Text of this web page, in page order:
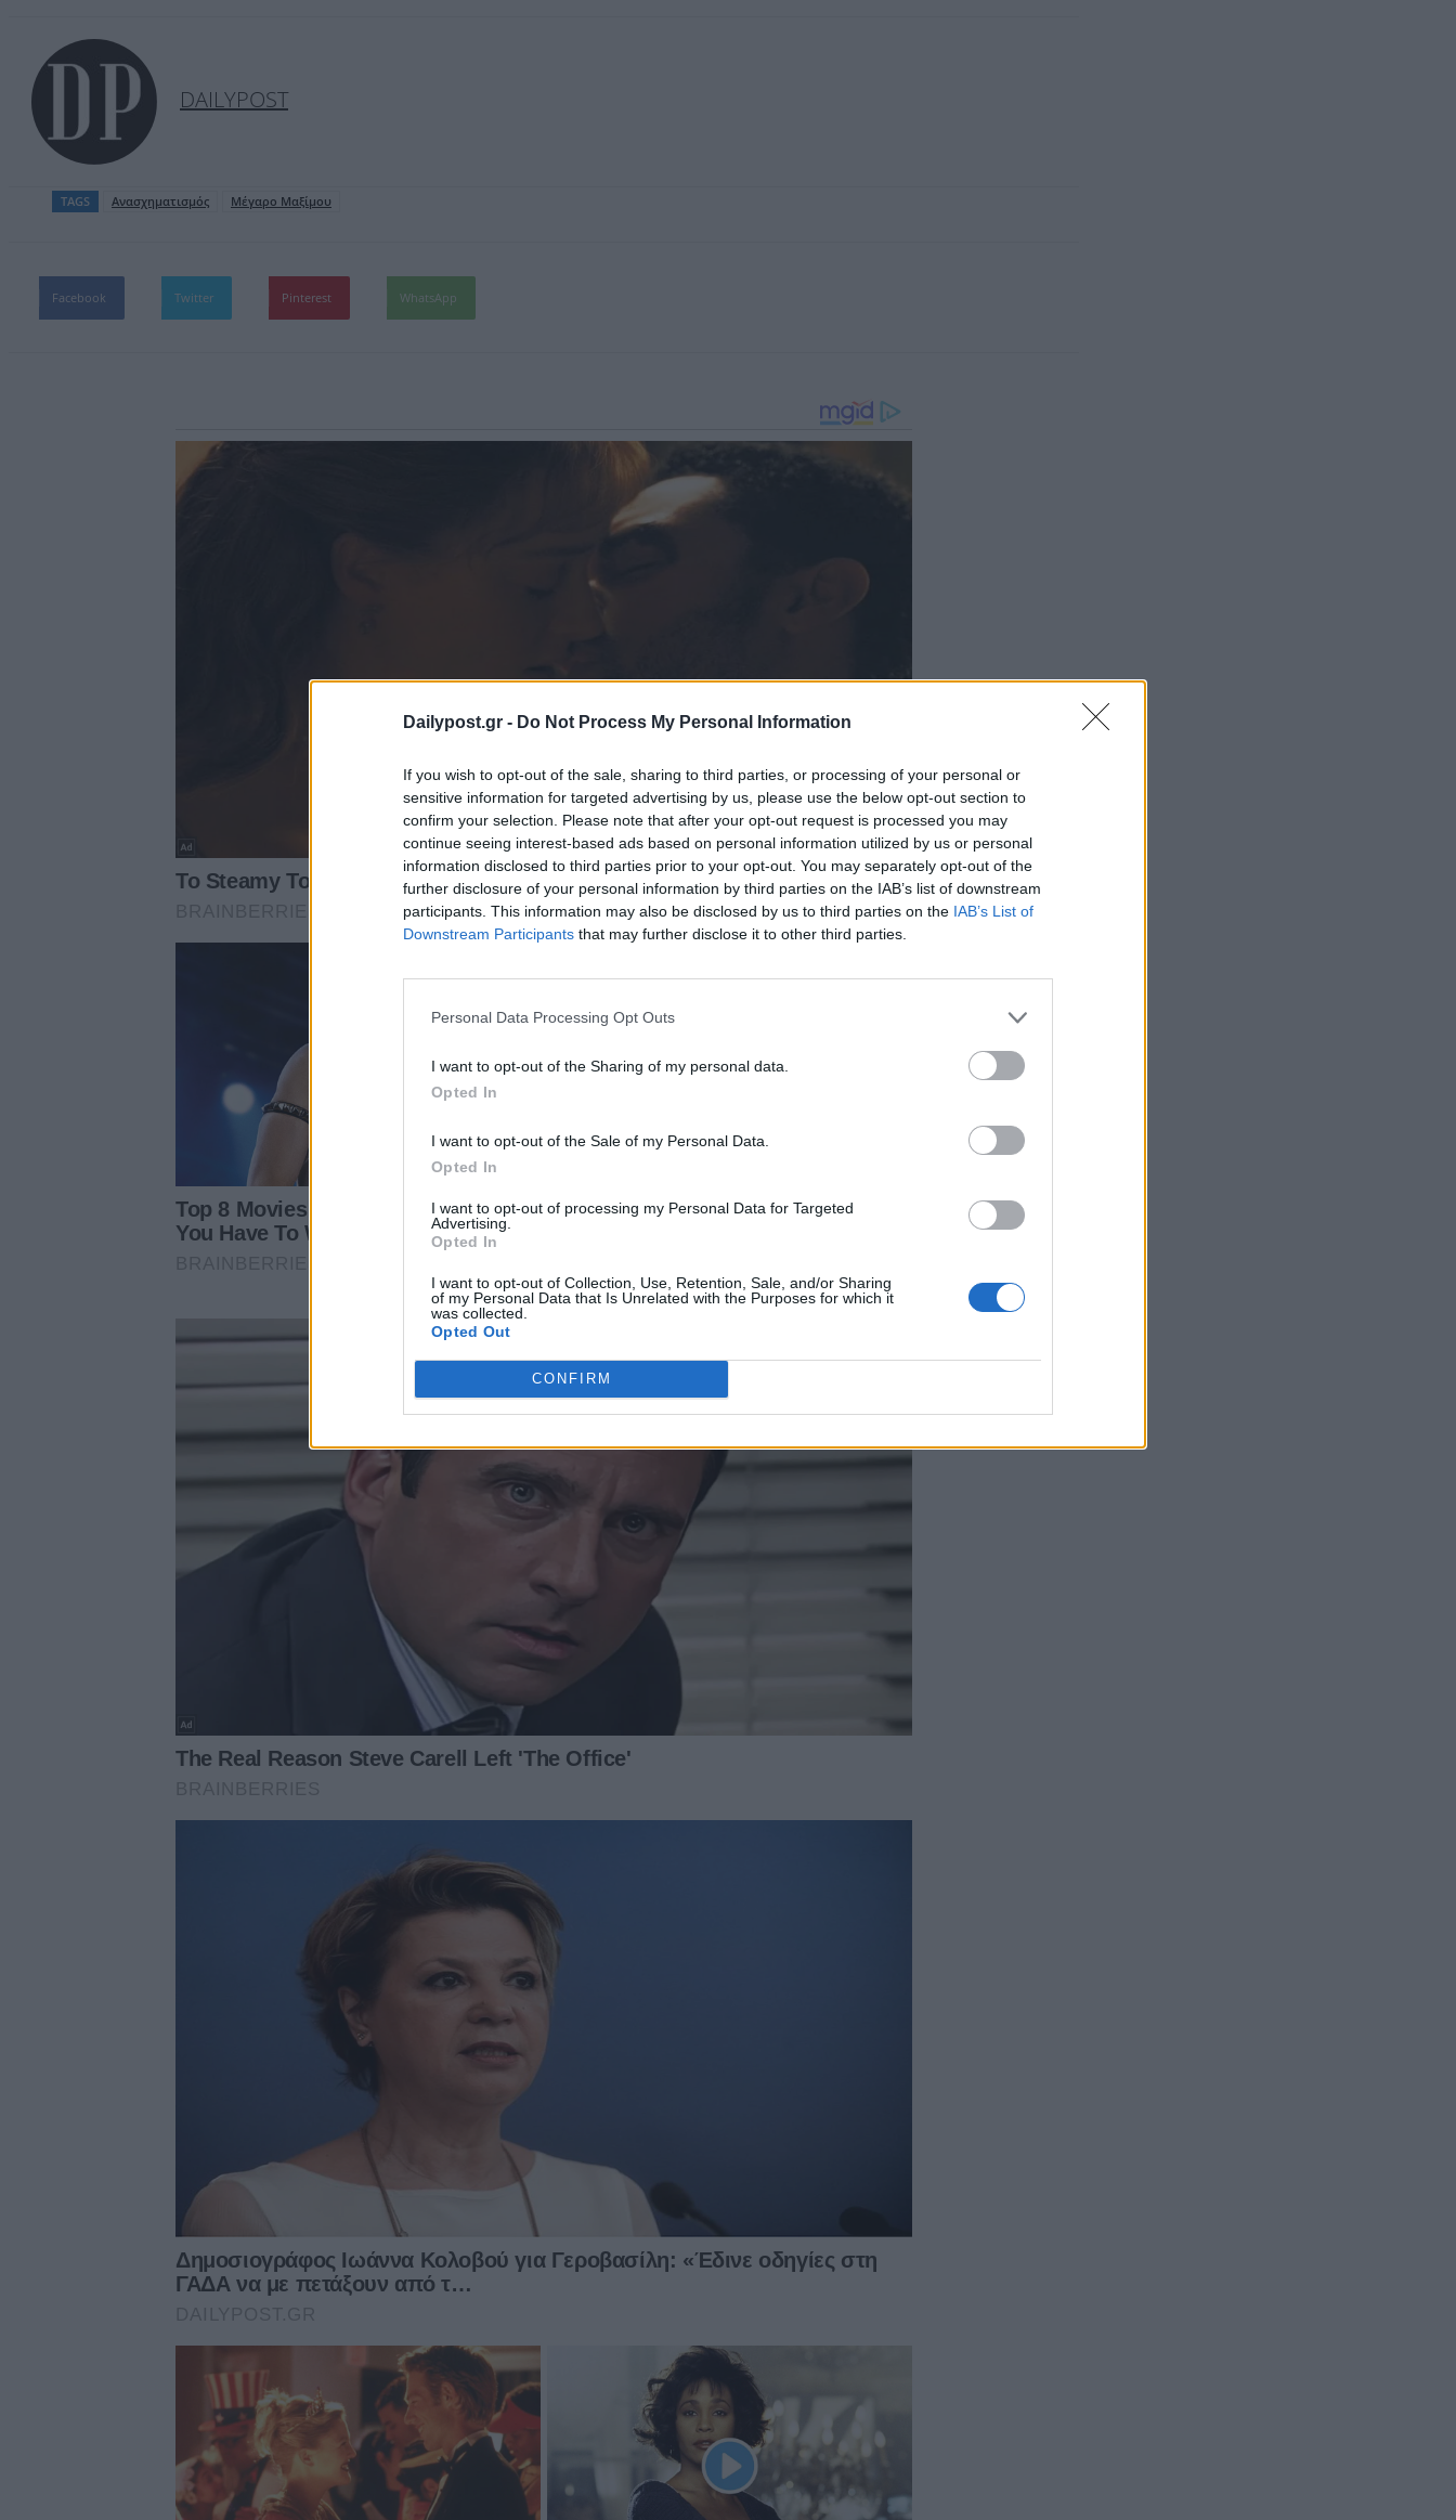
Dailypost.gr - Do Not Process My Personal Information
If you wish to opt-out of the sale, sharing to third parties, or processing of your personal or
sensitive information for targeted advertising by us, please use the below opt-out section to
confirm your selection. Please note that after your opt-out request is processed you may
continue seeing interest-based ads based on personal information utilized by us or personal
information disclosed to third parties prior to your opt-out. You may separately opt-out of the
further disclosure of your personal information by third parties on the IAB’s list of downstream
participants. This information may also be disclosed by us to third parties on the IAB’s List of
Downstream Participants that may further disclose it to other third parties.
Personal Data Processing Opt Outs
I want to opt-out of the Sharing of my personal data.
Opted In
I want to opt-out of the Sale of my Personal Data.
Opted In
I want to opt-out of processing my Personal Data for Targeted
Advertising.
Opted In
I want to opt-out of Collection, Use, Retention, Sale, and/or Sharing
of my Personal Data that Is Unrelated with the Purposes for which it
was collected.
Opted Out
CONFIRM
DAILYPOST
TAGS Ανασχηματισμός Μέγαρο Μαξίμου
Facebook Twitter Pinterest WhatsApp